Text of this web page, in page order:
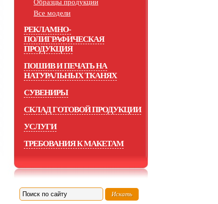
Образцы продукции
Все модели
РЕКЛАМНО-
ПОЛИГРАФИЧЕСКАЯ
ПРОДУКЦИЯ
ПОШИВ И ПЕЧАТЬ НА
НАТУРАЛЬНЫХ ТКАНЯХ
СУВЕНИРЫ
СКЛАД ГОТОВОЙ ПРОДУКЦИИ
УСЛУГИ
ТРЕБОВАНИЯ К МАКЕТАМ